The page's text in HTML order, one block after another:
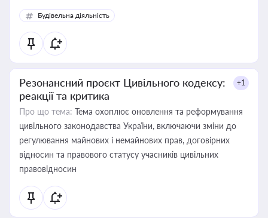
Будівельна діяльність
Резонансний проєкт Цивільного кодексу:
реакції та критика
+1
Про що тема: Тема охоплює оновлення та реформування
цивільного законодавства України, включаючи зміни до
регулювання майнових і немайнових прав, договірних
відносин та правового статусу учасників цивільних
правовідносин